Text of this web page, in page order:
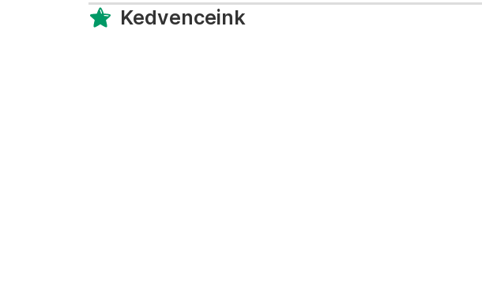
Kedvenceink